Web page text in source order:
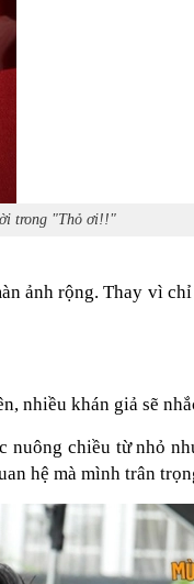
trong "Thỏ ơi!!"
ảnh rộng. Thay vì
nhiều khán giả sẽ
nuông chiều từ nhỏ
hệ mà mình trân